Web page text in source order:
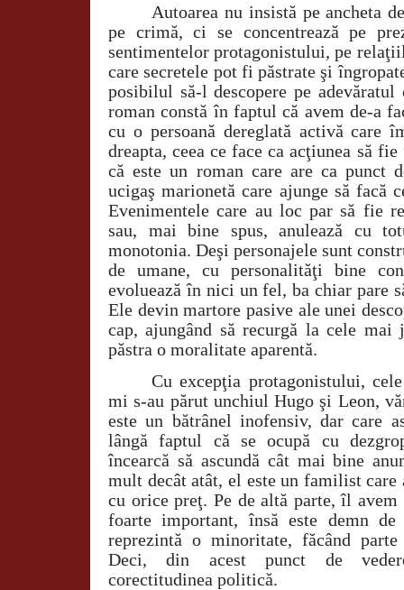
Autoarea nu insistă pe ancheta
pe crimă, ci se concentrează pe
sentimentelor protagonistului, pe
care secretele pot fi păstrate şi
posibilul să-l descopere pe
roman constă în faptul că avem de-a
cu o persoană dereglată activă care
dreapta, ceea ce face ca acţiunea să
că este un roman care are ca punct
ucigaş marionetă care ajunge să facă
Evenimentele care au loc par să fie
sau, mai bine spus, anulează cu
monotonia. Deşi personajele sunt
de umane, cu personalităţi bine
evoluează în nici un fel, ba chiar pare
Ele devin martore pasive ale unei
cap, ajungând să recurgă la cele mai
păstra o moralitate aparentă.
Cu excepţia protagonistului,
mi s-au părut unchiul Hugo şi Leon,
este un bătrânel inofensiv, dar care
lângă faptul că se ocupă cu
încearcă să ascundă cât mai bine
mult decât atât, el este un familist care
cu orice preţ. Pe de altă parte, îl
foarte important, însă este demn
reprezintă o minoritate, făcând
Deci, din acest punct de
corectitudinea politică.